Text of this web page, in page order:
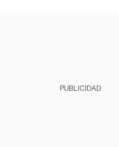
PUBLICIDAD